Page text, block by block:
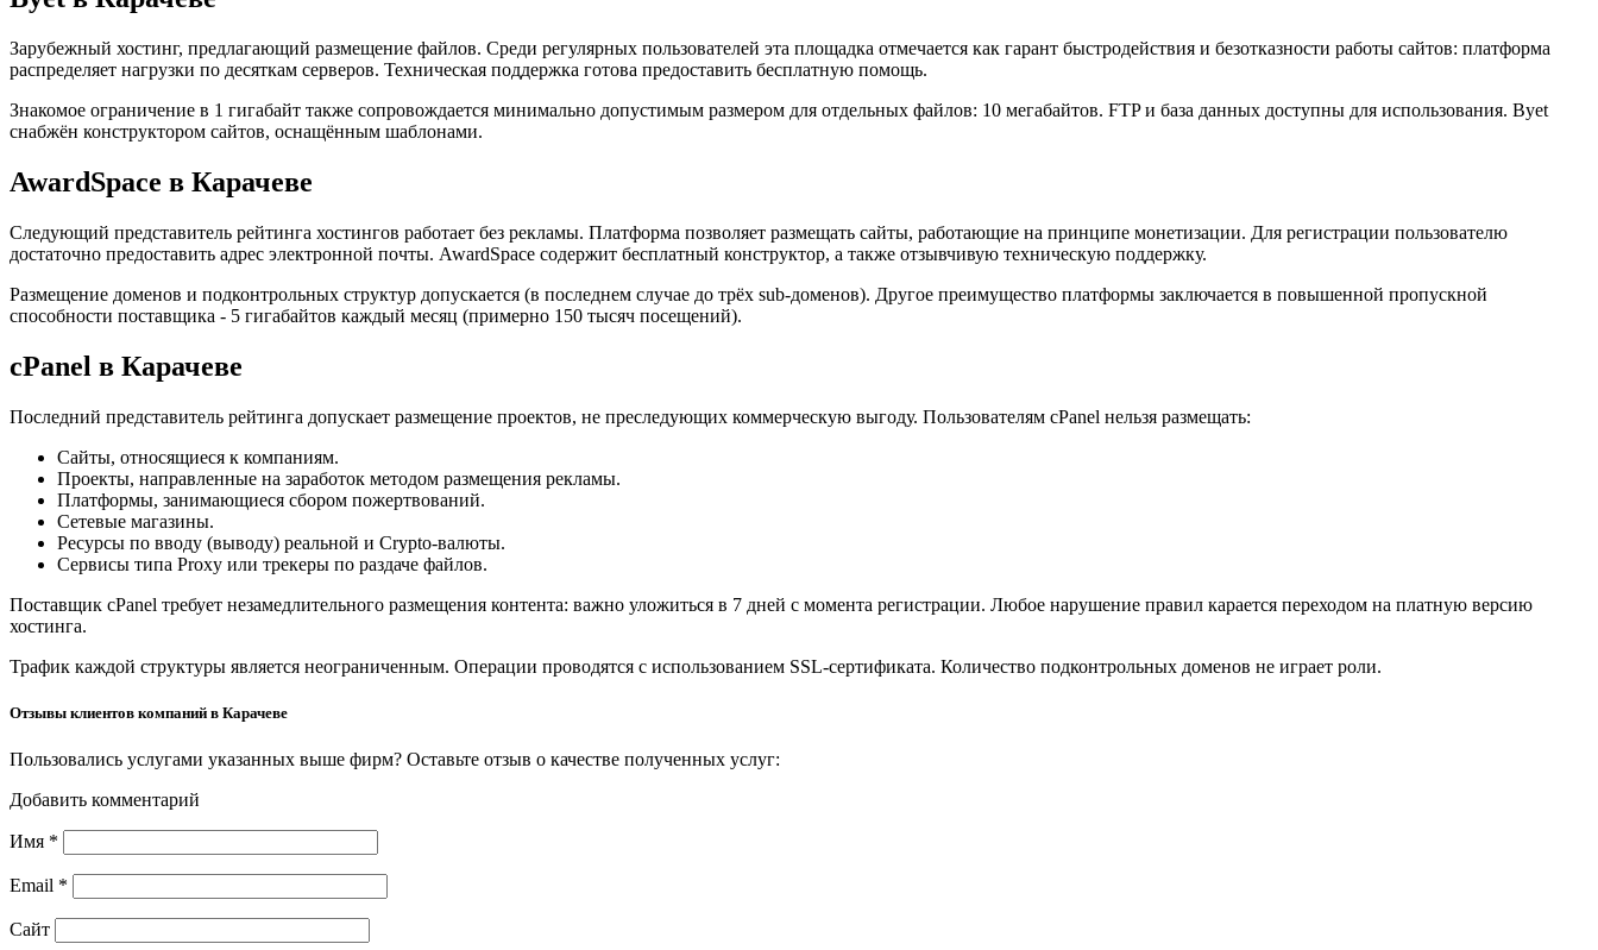
Зарубежный хостинг, предлагающий размещение файлов. Среди регулярных пользователей эта площадка отмечается как гарант быстродействия и безотказности работы сайтов: платформа
распределяет нагрузки по десяткам серверов. Техническая поддержка готова предоставить бесплатную помощь.
Знакомое ограничение в 1 гигабайт также сопровождается минимально допустимым размером для отдельных файлов: 10 мегабайтов. FTP и база данных доступны для использования. Byet
снабжён конструктором сайтов, оснащённым шаблонами.
AwardSpace в Карачеве
Следующий представитель рейтинга хостингов работает без рекламы. Платформа позволяет размещать сайты, работающие на принципе монетизации. Для регистрации пользователю
достаточно предоставить адрес электронной почты. AwardSpace содержит бесплатный конструктор, а также отзывчивую техническую поддержку.
Размещение доменов и подконтрольных структур допускается (в последнем случае до трёх sub-доменов). Другое преимущество платформы заключается в повышенной пропускной
способности поставщика - 5 гигабайтов каждый месяц (примерно 150 тысяч посещений).
cPanel в Карачеве
Последний представитель рейтинга допускает размещение проектов, не преследующих коммерческую выгоду. Пользователям cPanel нельзя размещать:
Сайты, относящиеся к компаниям.
Проекты, направленные на заработок методом размещения рекламы.
Платформы, занимающиеся сбором пожертвований.
Сетевые магазины.
Ресурсы по вводу (выводу) реальной и Crypto-валюты.
Сервисы типа Proxy или трекеры по раздаче файлов.
Поставщик cPanel требует незамедлительного размещения контента: важно уложиться в 7 дней с момента регистрации. Любое нарушение правил карается переходом на платную версию
хостинга.
Трафик каждой структуры является неограниченным. Операции проводятся с использованием SSL-сертификата. Количество подконтрольных доменов не играет роли.
Отзывы клиентов компаний в Карачеве
Пользовались услугами указанных выше фирм? Оставьте отзыв о качестве полученных услуг:
Добавить комментарий
Имя *
Email *
Сайт